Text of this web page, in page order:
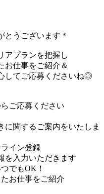
とうございます＊
アプランを把握し
お仕事をご紹介＆
してご応募くださいね◎
ご応募ください
関するご案内をいたしま
イン登録
入力いただきます
でもOK！
お仕事をご紹介